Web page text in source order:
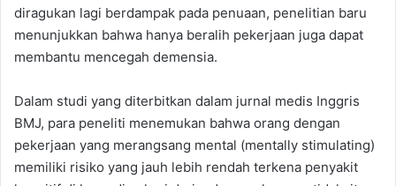
diragukan lagi berdampak pada penuaan, penelitian baru
menunjukkan bahwa hanya beralih pekerjaan juga dapat
membantu mencegah demensia.
Dalam studi yang diterbitkan dalam jurnal medis Inggris
BMJ, para peneliti menemukan bahwa orang dengan
pekerjaan yang merangsang mental (mentally stimulating)
memiliki risiko yang jauh lebih rendah terkena penyakit